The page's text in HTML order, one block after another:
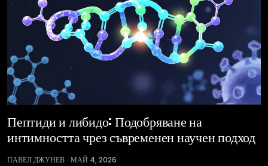
Пептиди и либидо: Подобряване на
интимността чрез съвременен научен подход
ПАВЕЛ ДЖУНЕВ МАЙ 4, 2026